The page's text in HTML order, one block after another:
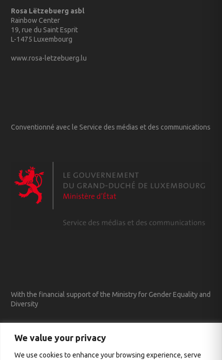
We value your privacy
We use cookies to enhance your browsing experience, serve
Rosa Lëtzebuerg asbl
Rainbow Center
19, rue du Saint Esprit
L-1475 Luxembourg
www.rosa-letzebuerg.lu
Conventionné avec le Service des médias et des communications
With the financial support of the Ministry for Gender Equality and
Diversity